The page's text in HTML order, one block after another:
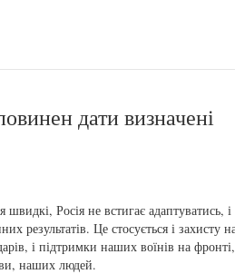
дати визначені
швидкі, Росія не встигає адаптуватись,
результатів. Це стосується і захисту
і підтримки наших воїнів на фронті,
наших людей.